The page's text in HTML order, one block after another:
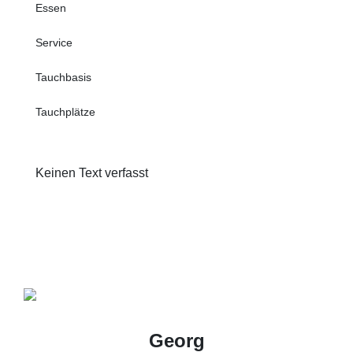
Essen
Service
Tauchbasis
Tauchplätze
Keinen Text verfasst
Georg